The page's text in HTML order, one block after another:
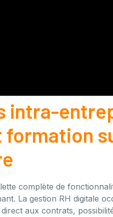
intra-
formation
complète de
La gestion RH digitale
aux contrats,